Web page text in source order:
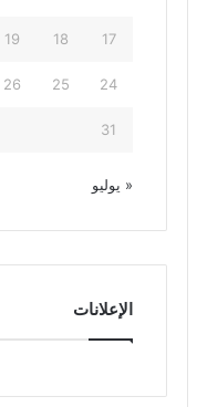
17
18
19
24
25
26
31
« يوليو
الإعلانات